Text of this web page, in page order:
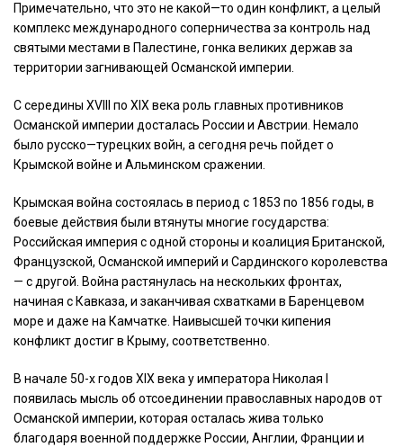
Примечательно, что это не какой—то один конфликт, ацелый
комплексмеждународного соперничествазаконтроль над
святыми местами в Палестине, гонкавеликихдержав за
территории загнивающей Османской империи.
Ссередины XVIII по XIXвекароль главныхпротивников
Османской империи досталась России и Австрии. Немало
было русско—турецкихвойн, асегодня речь пойдето
Крымской войне и Альминском сражении.
Крымская войнасостоялась в период с 1853 по 1856 годы, в
боевые действия были втянуты многие государства:
Российская империя содной стороны и коалиция Британской,
Французской, Османской империй и Сардинского королевства
— сдругой. Войнарастянулась нанесколькихфронтах,
начиная с Кавказа, и заканчивая схватками в Баренцевом
море и даже на Камчатке. Наивысшей точки кипения
конфликтдостигв Крыму, соответственно.
В начале 50-хгодов XIXвекауимператора Николая
появилась мысль об отсоединении православныхнародов от
Османской империи, которая осталась живатолько
благодаря военной поддержке России, Англии, Франции и